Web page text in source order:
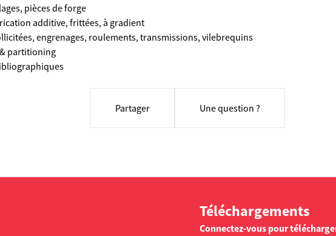
pièces de forge
additive, frittées, à gradient
engrenages, roulements, transmissions, vilebrequins
partitioning
Partager Une question ?
Téléchargements
Connectez-vous pour